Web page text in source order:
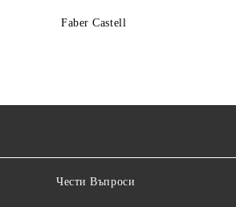
Faber Castell
Чести Въпроси